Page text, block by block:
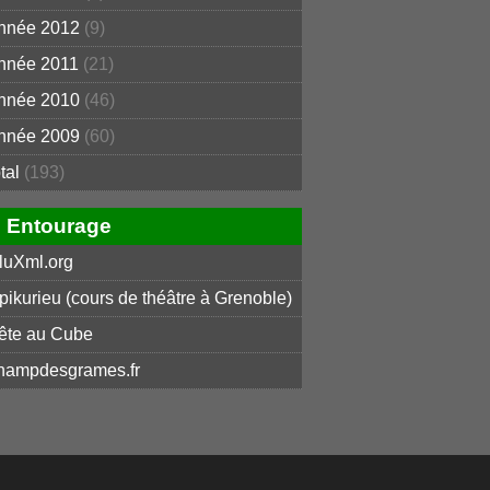
2012 (9)
2011 (21)
2010 (46)
2009 (60)
(193)
Entourage
(cours de théâtre à Grenoble)
au Cube